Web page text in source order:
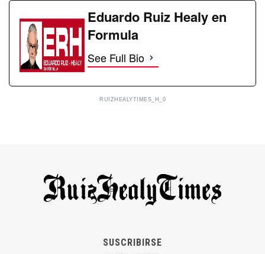
Eduardo Ruiz Healy en
Formula
See Full Bio
RUIZHEALYTIMES_H_0
SUSCRIBIRSE